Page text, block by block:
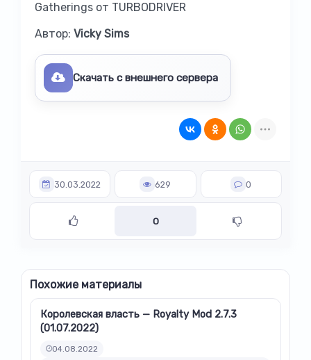
Gatherings от TURBODRIVER
Автор: Vicky Sims
Скачать с внешнего сервера
30.03.2022 629 0
0
Похожие материалы
Королевская власть — Royalty Mod 2.7.3
(01.07.2022)
04.08.2022